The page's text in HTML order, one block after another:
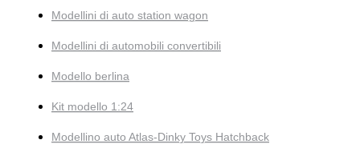
Modellini di auto station wagon
Modellini di automobili convertibili
Modello berlina
Kit modello 1:24
Modellino auto Atlas-Dinky Toys Hatchback